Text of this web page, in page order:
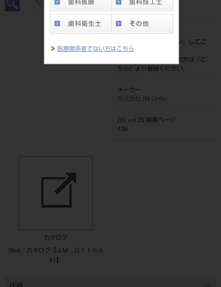
≫ 医療関係者でない方はこちら
JAN/EANコード
標準価格
ログイン
』してご
覧ください。
ネット会員登録がまだの方は『
こ
ちら
』より登録ください。
メーカー
株式会社JM Ortho
DO vol.26 掲載ページ
436
カタログ
Web：カタログ【ＪＭ Ｏｒｔｈｏ
#1】